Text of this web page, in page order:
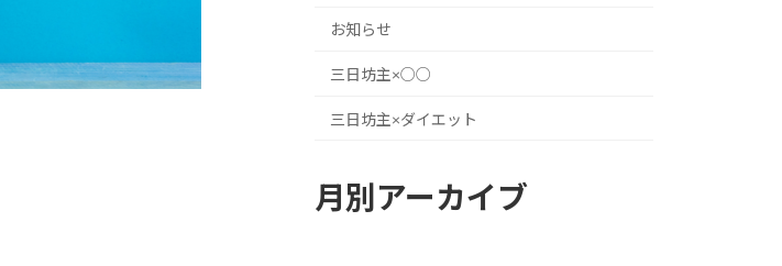
お知らせ
三日坊主×○○
三日坊主×ダイエット
月別アーカイブ